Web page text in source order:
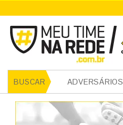
BUSCAR ADVERSÁRIOS